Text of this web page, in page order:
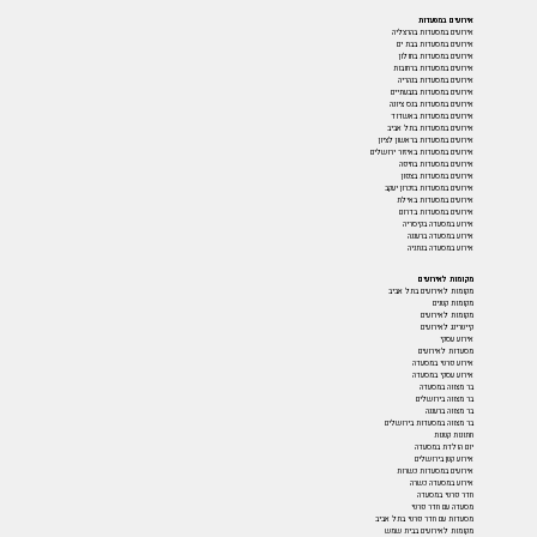
אירועים במסעדות
אירועים במסעדות בהרצליה
אירועים במסעדות בבת ים
אירועים במסעדות בחולון
אירועים במסעדות ברחובות
אירועים במסעדות בנהריה
אירועים במסעדות בגבעתיים
אירועים במסעדות בנס ציונה
אירועים במסעדות באשדוד
אירועים במסעדות בתל אביב
אירועים במסעדות בראשון לציון
אירועים במסעדות באיזור ירושלים
אירועים במסעדות בחיפה
אירועים במסעדות בצפון
אירועים במסעדות בזכרון יעקב
אירועים במסעדות באילת
אירועים במסעדות בדרום
אירוע במסעדה בקיסריה
אירוע במסעדה ברעננה
אירוע במסעדה בנתניה
מקומות לאירועים
מקומות לאירועים בתל אביב
מקומות קטנים
מקומות לאירועים
קייטרינג לאירועים
אירוע עסקי
מסעדות לאירועים
אירוע פרטי במסעדה
אירוע עסקי במסעדה
בר מצווה במסעדה
בר מצווה בירושלים
בר מצווה ברעננה
בר מצווה במסעדות בירושלים
חתונות קטנות
יום הולדת במסעדה
אירוע קטן בירושלים
אירועים במסעדות כשרות
אירוע במסעדה כשרה
חדר פרטי במסעדה
מסעדה עם חדר פרטי
מסעדות עם חדר פרטי בתל אביב
מקומות לאירועים בבית שמש